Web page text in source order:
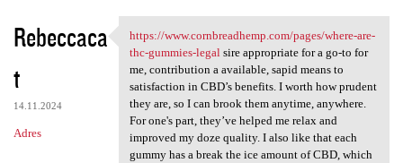
Rebeccaca
t
14.11.2024
Adres
https://www.cornbreadhemp.com
https://www.cornbreadhemp.com/pages/where-are-
thc-gummies-legalsire appropriate for a go-to for
me, contribution a available, sapid means to
satisfaction in CBD’s benefits. I worth how prudent
they are, so I can brook them anytime, anywhere.
For one's part, they’ve helped me relax and
improved my doze quality. I also like that each
gummy has a break the ice amount of CBD, which